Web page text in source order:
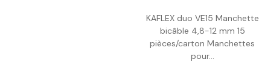
KAFLEX duo VE15 Manchette
bicâble 4,8-12 mm 15
pièces/carton Manchettes
pour...